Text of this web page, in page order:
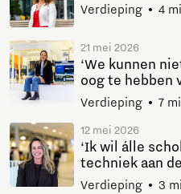
Verdieping 4
21 mei 2026
‘We kunnen
oog te hebben
Verdieping 7
12 mei 2026
‘Ik wil álle
techniek aan
Verdieping 3